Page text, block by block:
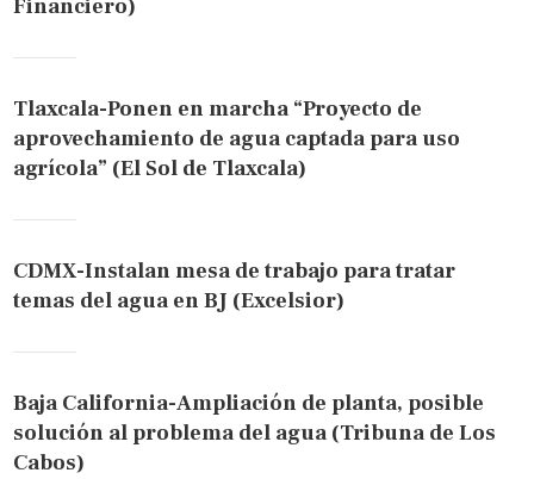
Financiero)
Tlaxcala-Ponen en marcha “Proyecto de
aprovechamiento de agua captada para uso
agrícola” (El Sol de Tlaxcala)
CDMX-Instalan mesa de trabajo para tratar
temas del agua en BJ (Excelsior)
Baja California-Ampliación de planta, posible
solución al problema del agua (Tribuna de Los
Cabos)